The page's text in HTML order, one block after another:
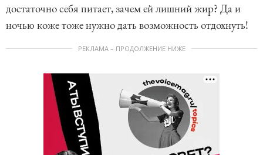
достаточно себя питает, зачем ей лишний жир? Да и
ночью коже тоже нужно дать возможность отдохнуть!
РЕКЛАМА – ПРОДОЛЖЕНИЕ НИЖЕ